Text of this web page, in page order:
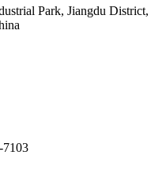
Park, Jiangdu District,
7103